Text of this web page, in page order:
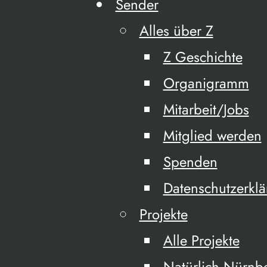
Sender
Alles über Z
Z Geschichte
Organigramm
Mitarbeit/Jobs
Mitglied werden
Spenden
Projekte
Alle Projekte